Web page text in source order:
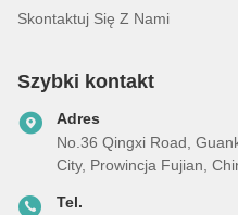
Skontaktuj Się Z Nami
Szybki kontakt
Adres
No.36 Qingxi Road,
City, Prowincja Fujian,
Tel.